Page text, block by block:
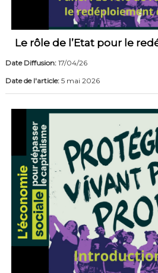
Le rôle de l’Etat pour le
Date Diffusion:17/04/26
Date de l'article:5 mai 2026